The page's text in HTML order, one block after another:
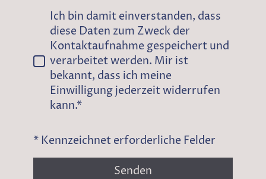
Ich bin damit einverstanden, dass
diese Daten zum Zweck der
Kontaktaufnahme gespeichert und
verarbeitet werden. Mir ist
bekannt, dass ich meine
Einwilligung jederzeit widerrufen
kann.*
* Kennzeichnet erforderliche Felder
Senden